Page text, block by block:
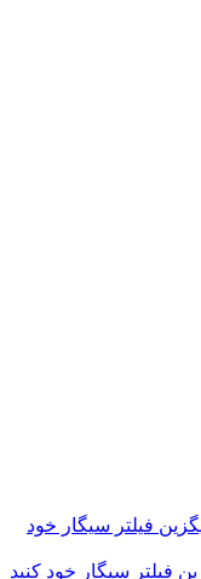
فیلتر سیگار خود کنید